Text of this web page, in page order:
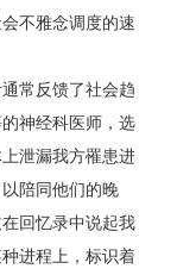
不雅念调度的速
常反馈了社会趋
神经科医师，选
泄漏我方罹患进
陪同他们的晚
回忆录中说起我
进程上，标识着